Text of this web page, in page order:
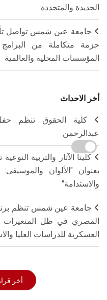
الجديدة والمتجددة
جامعة عين شمس تواصل
حزمة متكاملة من
المؤسسات المحلية والعالمية
أخر الاحداث
كلية الحقوق تنظم
عبدالرحمن
كليتا الآثار والتربية
بعنوان "الألوان
والاستدامة"
جامعة عين شمس تنظم
المصري في ظل المتغيرات
العسكرية للدراسات العليا
أخر